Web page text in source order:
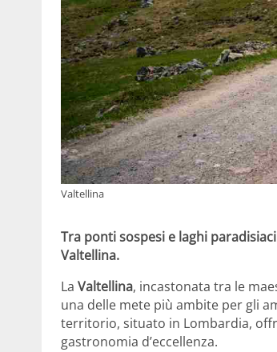
Valtellina
Tra ponti sospesi e laghi
Valtellina.
La Valtellina, incastonata tra le
una delle mete più ambite per gli
territorio, situato in Lombardia,
gastronomia d’eccellenza.